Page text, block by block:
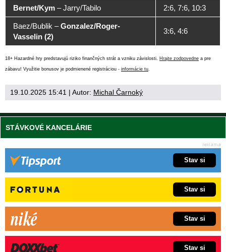
Bernet/Kym –Jarry/Tabilo 2:6, 7:6, 10:3
Baez/Bublik –Gonzalez/Roger-
Vasselin (2)
3:6, 4:6
18+ Hazardné hry predstavujú riziko finančných strát a vzniku závislosti. Hrajte zodpovedne a pre
zábavu! Využitie bonusov je podmienené registráciou - informácie tu.
19.10.2025 15:41 | Autor: Michal Čarnoký
STÁVKOVÉ KANCELÁRIE
Stav si
Stav si
Stav si
Stav si